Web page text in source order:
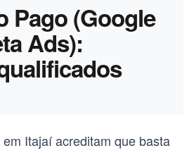
Pago (Google
Ads):
Itajaí acreditam que basta